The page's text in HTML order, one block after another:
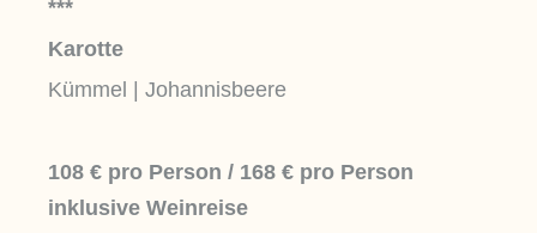
***
Karotte
Kümmel | Johannisbeere
108 € pro Person / 168 € pro Person
inklusive Weinreise